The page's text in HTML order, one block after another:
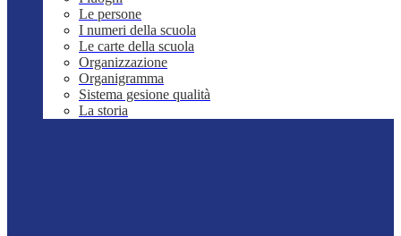
Le persone
I numeri della scuola
Le carte della scuola
Organizzazione
Organigramma
Sistema gesione qualità
La storia